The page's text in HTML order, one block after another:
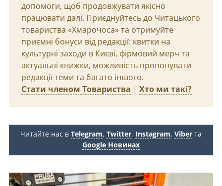
допомоги, щоб продовжувати якісно
працювати далі. Приєднуйтесь до Читацького
товариства «Хмарочоса» та отримуйте
приємні бонуси від редакції: квитки на
культурні заходи в Києві, фірмовий мерч та
актуальні книжки, можливість пропонувати
редакції теми та багато іншого.
Стати членом Товариства | Хто ми такі?
Читайте нас в Telegram, Twitter, Instagram, Viber та
Google Новинах